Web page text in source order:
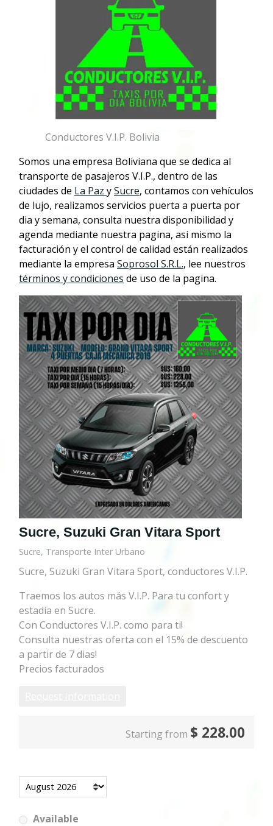
Conductores V.I.P. Bolivia
Somos una empresa Boliviana que se dedica al
transporte de pasajeros V.I.P., dentro de las
ciudades de La Paz ySucre, contamos con vehículos
de lujo, realizamos servicios puerta a puerta por
dia y semana, consulta nuestra disponibilidad y
agenda mediante nuestra pagina, asi mismo la
facturación y el control de calidad están realizados
mediante la empresa Soprosol S.R.L., lee nuestros
términos y condiciones de uso de la pagina.
Sucre, Suzuki Gran Vitara Sport
Sucre, Transporte Inter Urbano
Sucre, Suzuki Gran Vitara Sport, conductores V.I.P.
Traemos los autos más V.I.P. Para tu confort y
estadía en Sucre.
Con Conductores V.I.P. como para ti!
Consulta nuestras oferta con el 15% de descuento
a partir de 7 dias!
Precios facturados
Starting from $ 228.00
Available